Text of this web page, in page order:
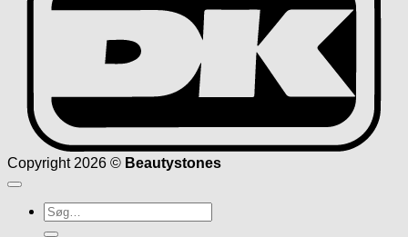
Copyright 2026 © Beautystones
Søg
efter: